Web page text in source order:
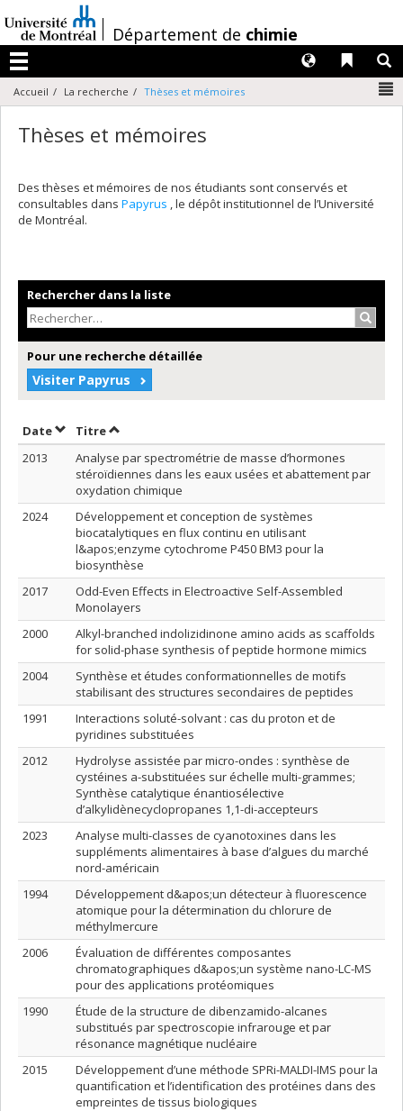
au
contenu
/Département de chimie
Menu
Liens
Langues
Accueil La recherche Thèses et mémoires
Thèses et mémoires
Des thèses et mémoires de nos étudiants sont conservés et
consultables dans Papyrus , le dépôt institutionnel de l’Université
de Montréal.
Rechercher dans la liste
Pour une recherche détaillée
Visiter Papyrus
DateTrier par date en ordre croissant
TitreTrier par titre en ordre croissant
2013
Analyse par spectrométrie de masse d’hormones
stéroïdiennes dans les eaux usées et abattement par
oxydation chimique
2024
Développement et conception de systèmes
biocatalytiques en flux continu en utilisant
l&apos;enzyme cytochrome P450 BM3 pour la
biosynthèse
2017
Odd-Even Effects in Electroactive Self-Assembled
Monolayers
2000
Alkyl-branched indolizidinone amino acids as scaffolds
for solid-phase synthesis of peptide hormone mimics
2004
Synthèse et études conformationnelles de motifs
stabilisant des structures secondaires de peptides
1991
Interactions soluté-solvant : cas du proton et de
pyridines substituées
2012
Hydrolyse assistée par micro-ondes : synthèse de
cystéines a-substituées sur échelle multi-grammes;
Synthèse catalytique énantiosélective
d’alkylidènecyclopropanes 1,1-di-accepteurs
2023
Analyse multi-classes de cyanotoxines dans les
suppléments alimentaires à base d’algues du marché
nord-américain
1994
Développement d&apos;un détecteur à fluorescence
atomique pour la détermination du chlorure de
méthylmercure
2006
Évaluation de différentes composantes
chromatographiques d&apos;un système nano-LC-MS
pour des applications protéomiques
1990
Étude de la structure de dibenzamido-alcanes
substitués par spectroscopie infrarouge et par
résonance magnétique nucléaire
2015
Développement d’une méthode SPRi-MALDI-IMS pour la
quantification et l’identification des protéines dans des
empreintes de tissus biologiques